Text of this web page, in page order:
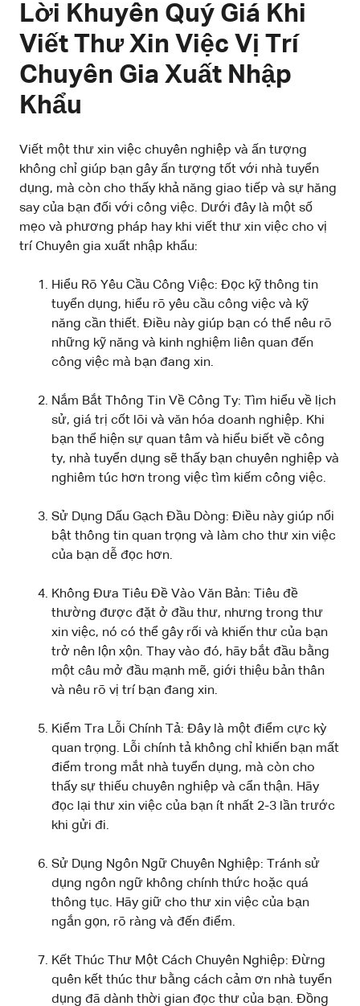
Lời Khuyên Quý Giá Khi
Viết Thư Xin Việc Vị Trí
Chuyên Gia Xuất Nhập
Khẩu
Viết một thư xin việc chuyên nghiệp và ấn tượng
không chỉ giúp bạn gây ấn tượng tốt với nhà tuyển
dụng, mà còn cho thấy khả năng giao tiếp và sự hăng
say của bạn đối với công việc. Dưới đây là một số
mẹo và phương pháp hay khi viết thư xin việc cho vị
trí Chuyên gia xuất nhập khẩu:
Hiểu Rõ Yêu Cầu Công Việc: Đọc kỹ thông tin
tuyển dụng, hiểu rõ yêu cầu công việc và kỹ
năng cần thiết. Điều này giúp bạn có thể nêu rõ
những kỹ năng và kinh nghiệm liên quan đến
công việc mà bạn đang xin.
Nắm Bắt Thông Tin Về Công Ty: Tìm hiểu về lịch
sử, giá trị cốt lõi và văn hóa doanh nghiệp. Khi
bạn thể hiện sự quan tâm và hiểu biết về công
ty, nhà tuyển dụng sẽ thấy bạn chuyên nghiệp và
nghiêm túc hơn trong việc tìm kiếm công việc.
Sử Dụng Dấu Gạch Đầu Dòng: Điều này giúp nổi
bật thông tin quan trọng và làm cho thư xin việc
của bạn dễ đọc hơn.
Không Đưa Tiêu Đề Vào Văn Bản: Tiêu đề
thường được đặt ở đầu thư, nhưng trong thư
xin việc, nó có thể gây rối và khiến thư của bạn
trở nên lộn xộn. Thay vào đó, hãy bắt đầu bằng
một câu mở đầu mạnh mẽ, giới thiệu bản thân
và nêu rõ vị trí bạn đang xin.
Kiểm Tra Lỗi Chính Tả: Đây là một điểm cực kỳ
quan trọng. Lỗi chính tả không chỉ khiến bạn mất
điểm trong mắt nhà tuyển dụng, mà còn cho
thấy sự thiếu chuyên nghiệp và cẩn thận. Hãy
đọc lại thư xin việc của bạn ít nhất 2-3 lần trước
khi gửi đi.
Sử Dụng Ngôn Ngữ Chuyên Nghiệp: Tránh sử
dụng ngôn ngữ không chính thức hoặc quá
thông tục. Hãy giữ cho thư xin việc của bạn
ngắn gọn, rõ ràng và đến điểm.
Kết Thúc Thư Một Cách Chuyên Nghiệp: Đừng
quên kết thúc thư bằng cách cảm ơn nhà tuyển
dụng đã dành thời gian đọc thư của bạn. Đồng